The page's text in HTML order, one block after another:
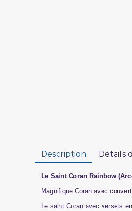
Description Détails
Le Saint Coran Rainbow
Magnifique Coran avec
Le saint Coran avec versets